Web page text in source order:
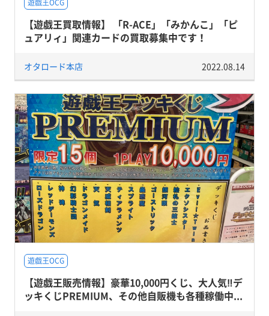
【遊戯王買取情報】 「R-ACE」「みかんこ」「ピ
ュアリィ」関連カードの買取募集中です！
オタロード本店 2022.08.14
遊戯王OCG
【遊戯王販売情報】豪華10,000円くじ、大人気‼デ
ッキくじPREMIUM、その他自販機も各種稼働中...